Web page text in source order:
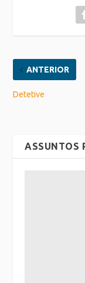
ANTERIOR
Detetive
ASSUNTOS